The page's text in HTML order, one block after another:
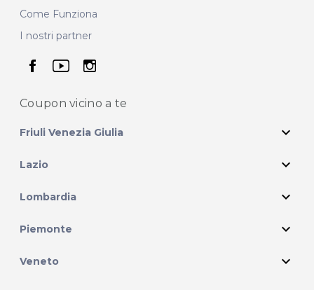
Come Funziona
I nostri partner
seguici su facebook
seguici su youtube
seguici su instagram
Coupon vicino a te
Friuli Venezia Giulia expand_more
Lazio expand_more
Lombardia expand_more
Piemonte expand_more
Veneto expand_more